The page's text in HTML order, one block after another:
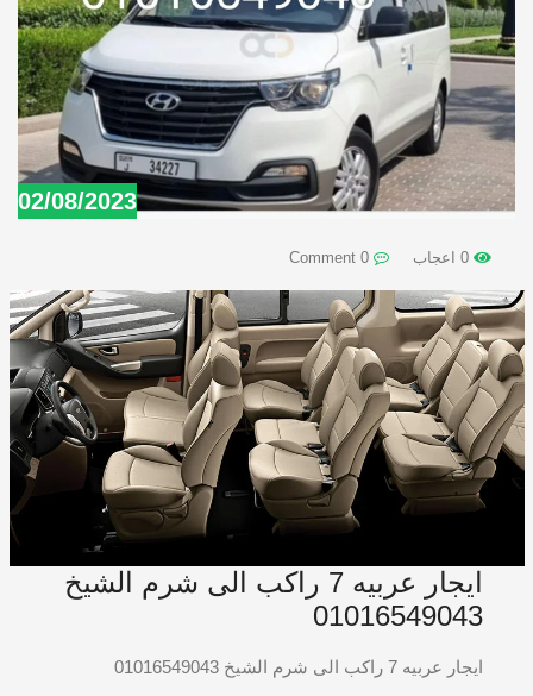
02/08/2023
ايجار عربيه 7 راكب الى شرم الشيخ
01016549043
ايجار عربيه 7 راكب الى شرم الشيخ 01016549043